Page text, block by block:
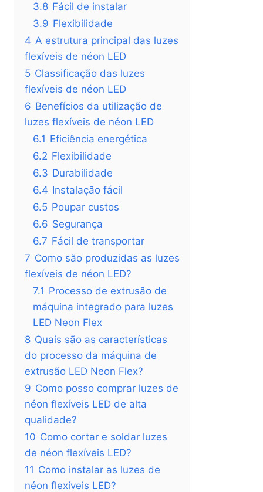
3.8 Fácil de instalar
3.9 Flexibilidade
4 A estrutura principal das luzes
flexíveis de néon LED
5 Classificação das luzes
flexíveis de néon LED
6 Benefícios da utilização de
luzes flexíveis de néon LED
6.1 Eficiência energética
6.2 Flexibilidade
6.3 Durabilidade
6.4 Instalação fácil
6.5 Poupar custos
6.6 Segurança
6.7 Fácil de transportar
7 Como são produzidas as luzes
flexíveis de néon LED?
7.1 Processo de extrusão de
máquina integrado para luzes
LED Neon Flex
8 Quais são as características
do processo da máquina de
extrusão LED Neon Flex?
9 Como posso comprar luzes de
néon flexíveis LED de alta
qualidade?
10 Como cortar e soldar luzes
de néon flexíveis LED?
11 Como instalar as luzes de
néon flexíveis LED?